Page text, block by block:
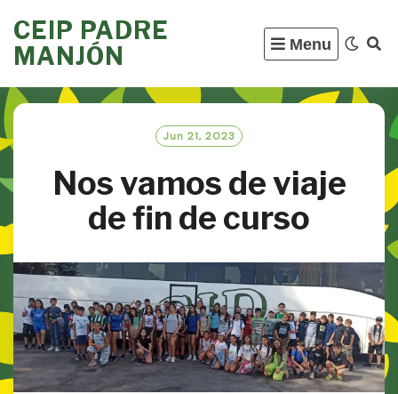
to
content
CEIP PADRE
MANJÓN
Menu
Jun 21, 2023
Nos vamos de viaje
de fin de curso